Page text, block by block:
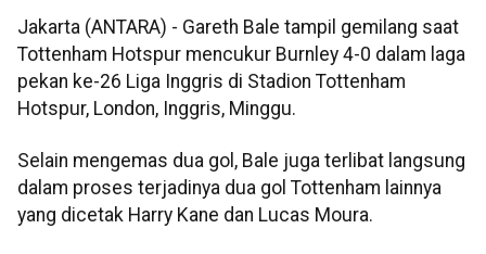
Jakarta (ANTARA) - Gareth Bale tampil gemilang saat
Tottenham Hotspur mencukur Burnley 4-0 dalam laga
pekan ke-26 Liga Inggris di Stadion Tottenham
Hotspur, London, Inggris, Minggu.
Selain mengemas dua gol, Bale juga terlibat langsung
dalam proses terjadinya dua gol Tottenham lainnya
yang dicetak Harry Kane dan Lucas Moura.